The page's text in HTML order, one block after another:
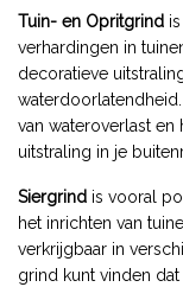
Tuin- en Opritgrind
verhardingen in
decoratieve
van wateroverlast en
uitstraling in je
Siergrind is vooral
het inrichten van
verkrijgbaar in
grind kunt vinden